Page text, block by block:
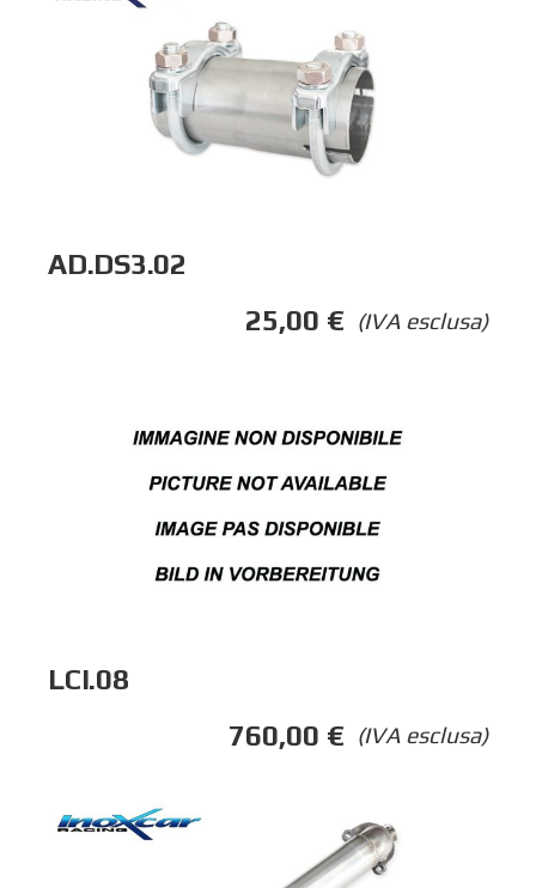
AD.DS3.02
(IVA esclusa)
25,00 €
LCI.08
(IVA esclusa)
760,00 €